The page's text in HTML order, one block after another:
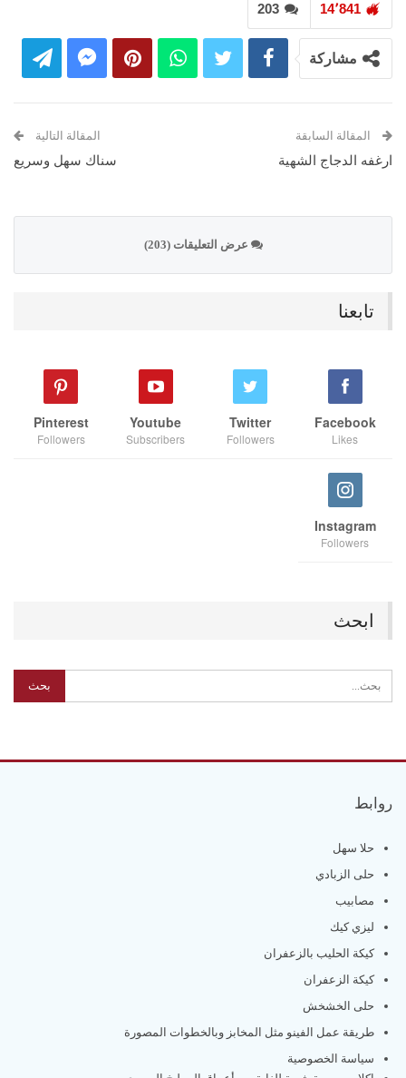
203 14٬841
مشاركة
المقالة السابقة
ارغفه الدجاج الشهية
المقالة التالية
سناك سهل وسريع
عرض التعليقات (203)
تابعنا
Facebook
Likes
Twitter
Followers
Youtube
Subscribers
Pinterest
Followers
Instagram
Followers
ابحث
روابط
حلا سهل
حلى الزبادي
مصابيب
ليزي كيك
كيكة الحليب بالزعفران
كيكة الزعفران
حلى الخشخش
طريقة عمل الفينو مثل المخابز وبالخطوات المصورة
سياسة الخصوصية